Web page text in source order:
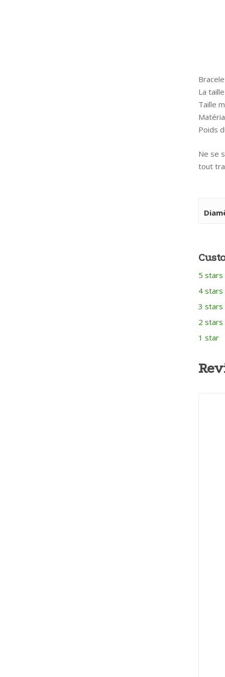
La
Taille
Poids
Ne se
tout
5 stars
4 stars
3 stars
2 stars
1 star